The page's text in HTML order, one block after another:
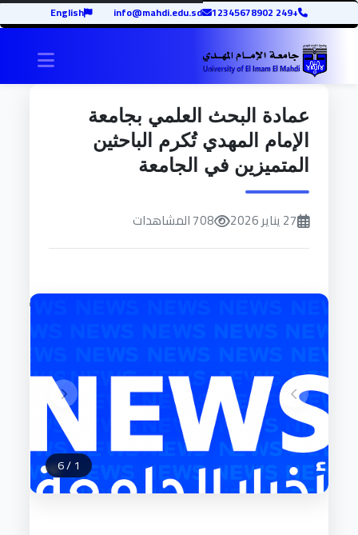
+249 12345678902
info@mahdi.edu.sd
English
عمادة البحث العلمي بجامعة
الإمام المهدي تُكرم الباحثين
المتميزين في الجامعة
27 يناير 2026 708 المشاهدات
1
/
6